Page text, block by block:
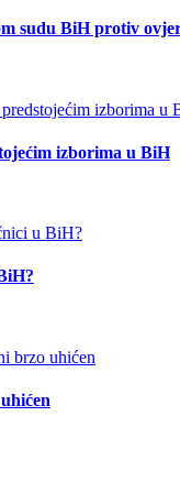
sudu BiH protiv
izborima u BiH